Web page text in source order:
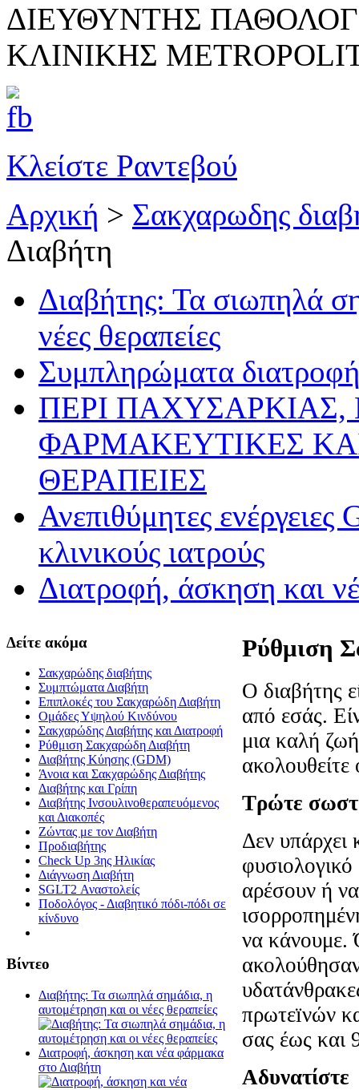
ΔΙΕΥΘΥΝΤΗΣ
ΚΛΙΝΙΚΗΣ
Κλείστε Ραντεβού
Αρχική > Σακχαρωδης
Διαβήτη
Διαβήτης: Τα σιωπηλά
νέες θεραπείες
Συμπληρώματα
ΠΕΡΙ
ΦΑΡΜΑΚΕΥΤΙΚΕΣ
ΘΕΡΑΠΕΙΕΣ
Ανεπιθύμητες
κλινικούς ιατρούς
Διατροφή, άσκηση και
Ρύθμιση
Ο διαβήτης
από εσάς.
μια καλή
Τρώτε
Δεν υπάρχει
αρέσουν ή
να κάνουμε.
πρωτεïνών
σας έως και
Αδυνατίστε
Δείτε ακόμα
Σακχαρώδης διαβήτης
Συμπτώματα Διαβήτη
Επιπλοκές του Σακχαρώδη Διαβήτη
Oμάδες Υψηλού Κινδύνου
Σακχαρώδης Διαβήτης και Διατροφή
Ρύθμιση Σακχαρώδη Διαβήτη
Διαβήτης Κύησης (GDM)
Άνοια και Σακχαρώδης Διαβήτης
Διαβήτης και Γρίπη
Διαβήτης Ινσουλινοθεραπευόμενος
και Διακοπές
Ζώντας με τον Διαβήτη
Προδιαβήτης
Check Up 3ης Ηλικίας
Διάγνωση Διαβήτη
SGLT2 Αναστολείς
Ποδολόγος - Διαβητικό πόδι-πόδι σε
κίνδυνο
Βίντεο
Διαβήτης: Τα σιωπηλά σημάδια, η
αυτομέτρηση και οι νέες θεραπείες
Διατροφή, άσκηση και νέα φάρμακα
στο Διαβήτη